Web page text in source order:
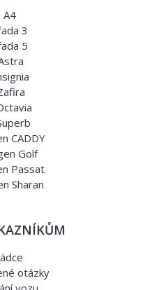
A4
3
5
CADDY
Golf
Passat
Sharan
otázky